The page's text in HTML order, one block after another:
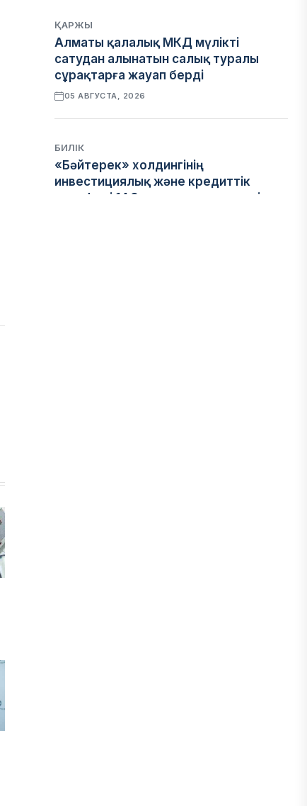
ҚАРЖЫ
Алматы қалалық МКД мүлікті
сатудан алынатын салық туралы
сұрақтарға жауап берді
05 АВГУСТА, 2026
БИЛІК
«Бәйтерек» холдингінің
инвестициялық және кредиттік
портфелі 14,3 трлн теңгеге жетті